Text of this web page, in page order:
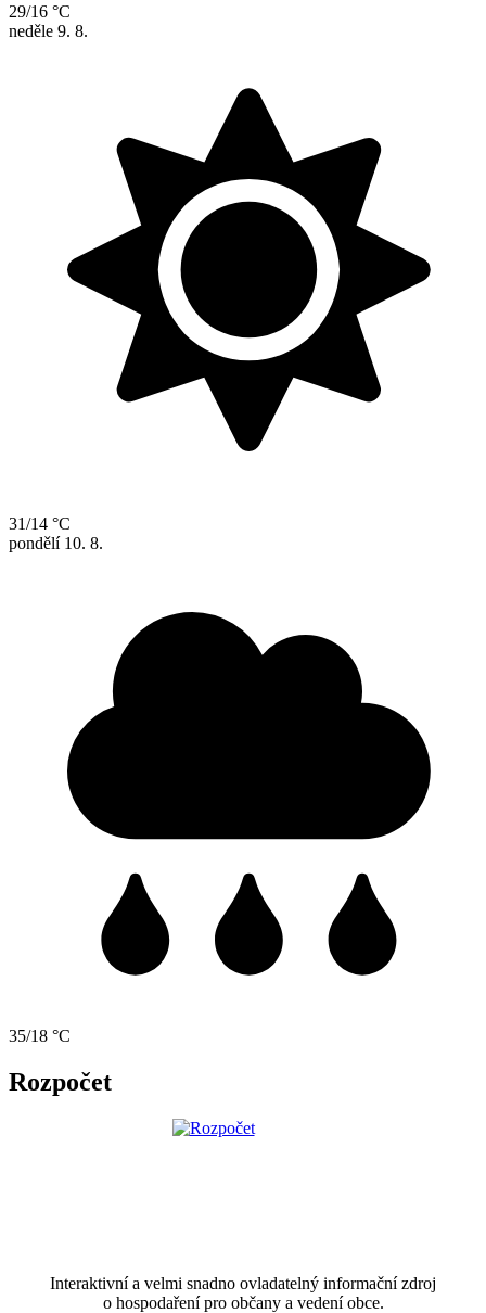
29/16 °C
neděle 9. 8.
31/14 °C
pondělí 10. 8.
35/18 °C
Rozpočet
Interaktivní a velmi snadno ovladatelný informační zdroj
o hospodaření pro občany a vedení obce.